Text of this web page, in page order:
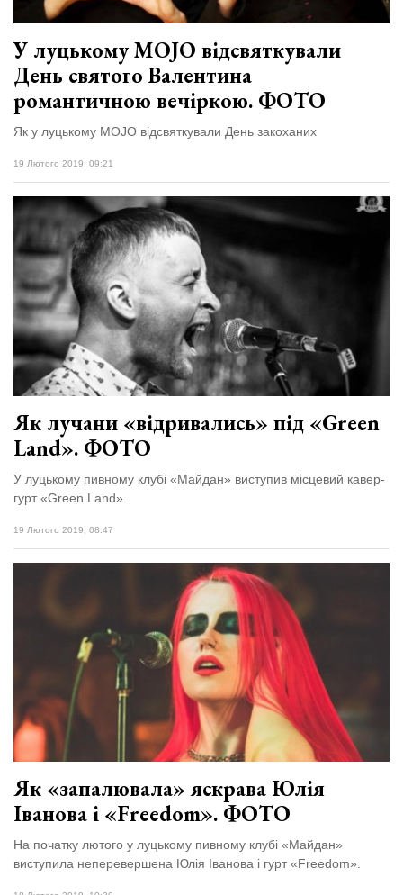
XIX
VolWe...
29 Липня 2026
Всі розділи
Персона
Лайф
Афіша
ZONE 18+
Контакти
Політика конфіденційності
У луцькому MOJO відсвяткували
День святого Валентина
романтичною вечіркою. ФОТО
Як у луцькому MOJO відсвяткували День закоханих
19 Лютого 2019, 09:21
Як лучани «відривались» під «Green
Land». ФОТО
У луцькому пивному клубі «Майдан» виступив місцевий кавер-
гурт «Green Land».
19 Лютого 2019, 08:47
Як «запалювала» яскрава Юлія
Іванова і «Freedom». ФОТО
На початку лютого у луцькому пивному клубі «Майдан»
виступила неперевершена Юлія Іванова і гурт «Freedom».